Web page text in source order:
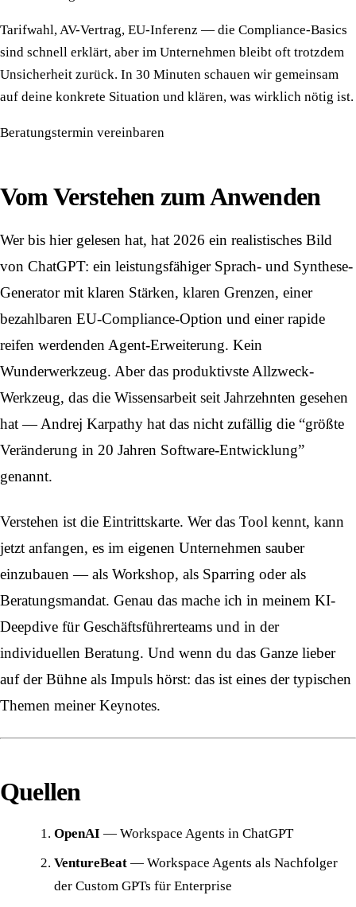
Tarifwahl, AV-Vertrag, EU-Inferenz — die Compliance-Basics
sind schnell erklärt, aber im Unternehmen bleibt oft trotzdem
Unsicherheit zurück. In 30 Minuten schauen wir gemeinsam
auf deine konkrete Situation und klären, was wirklich nötig ist.
Beratungstermin vereinbaren
Vom Verstehen zum Anwenden
Wer bis hier gelesen hat, hat 2026 ein realistisches Bild
von ChatGPT: ein leistungsfähiger Sprach- und Synthese-
Generator mit klaren Stärken, klaren Grenzen, einer
bezahlbaren EU-Compliance-Option und einer rapide
reifen werdenden Agent-Erweiterung. Kein
Wunderwerkzeug. Aber das produktivste Allzweck-
Werkzeug, das die Wissensarbeit seit Jahrzehnten gesehen
hat — Andrej Karpathy hat das nicht zufällig die “größte
Veränderung in 20 Jahren Software-Entwicklung”
genannt.
Verstehen ist die Eintrittskarte. Wer das Tool kennt, kann
jetzt anfangen, es im eigenen Unternehmen sauber
einzubauen — als Workshop, als Sparring oder als
Beratungsmandat. Genau das mache ich in meinem KI-
Deepdive für Geschäftsführerteams und in der
individuellen Beratung. Und wenn du das Ganze lieber
auf der Bühne als Impuls hörst: das ist eines der typischen
Themen meinerKeynotes.
Quellen
OpenAI — Workspace Agents in ChatGPT
VentureBeat — Workspace Agents als Nachfolger
der Custom GPTs für Enterprise